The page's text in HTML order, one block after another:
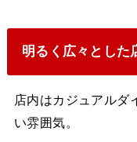
明るく広々とした
店内はカジュアルダ
い雰囲気。